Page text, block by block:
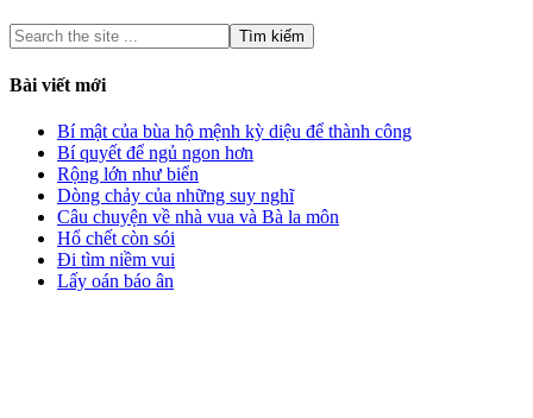
Bài viết mới
Bí mật của bùa hộ mệnh kỳ diệu để thành công
Bí quyết để ngủ ngon hơn
Rộng lớn như biển
Dòng chảy của những suy nghĩ
Câu chuyện về nhà vua và Bà la môn
Hổ chết còn sói
Đi tìm niềm vui
Lấy oán báo ân